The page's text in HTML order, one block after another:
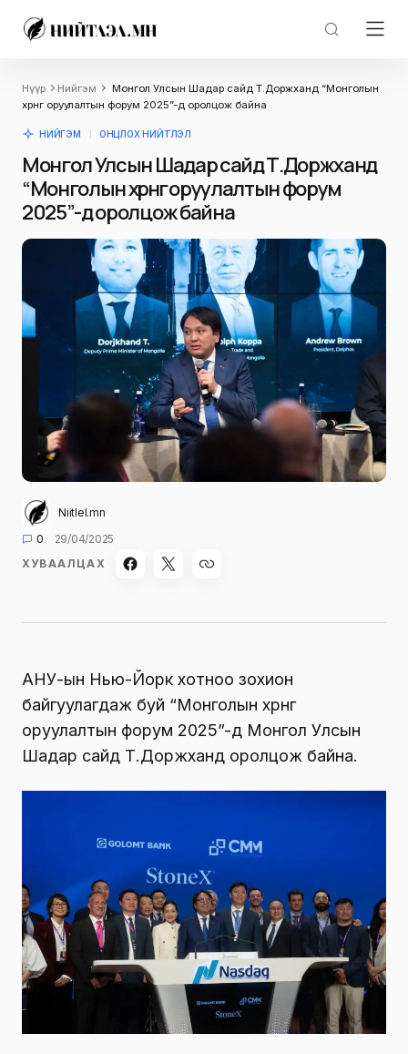
Нүүр Нийгэм
Монгол Улсын Шадар сайд Т.Доржханд “Монголын
хөрөнгө оруулалтын форум 2025”-д оролцож байна
НИЙГЭМ ОНЦЛОХ НИЙТЛЭЛ
Монгол Улсын Шадар сайд Т.Доржханд
“Монголын хөрөнгө оруулалтын форум
2025”-д оролцож байна
Niitlel.mn
0
29/04/2025
ХУВААЛЦАХ
АНУ-ын Нью-Йорк хотноо зохион
байгуулагдаж буй “Монголын хөрөнгө
оруулалтын форум 2025”-д Монгол Улсын
Шадар сайд Т.Доржханд оролцож байна.